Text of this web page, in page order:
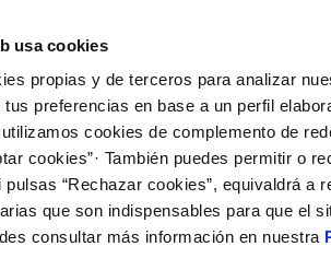
usa cookies
propias y de terceros para analizar
tus preferencias en base a un perfil
cookies de complemento de
cookies”· También puedes permitir o
pulsas “Rechazar cookies”, equivaldrá a
que son indispensables para que el
consultar más información en nuestra
Els nostres servicis